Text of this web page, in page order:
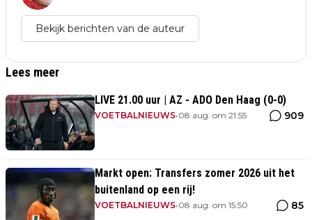
Bekijk berichten van de auteur
Lees meer
LIVE 21.00 uur | AZ - ADO Den Haag (0-0)
VOETBALNIEUWS•08 aug. om 21:55 909
Markt open: Transfers zomer 2026 uit het
buitenland op een rij!
VOETBALNIEUWS•08 aug. om 15:50 85